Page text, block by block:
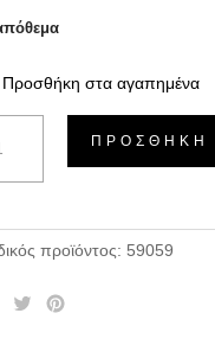
Προσθήκη στα αγαπημένα
ΠΡΟΣΘΉΚΗ
προϊόντος: 59059